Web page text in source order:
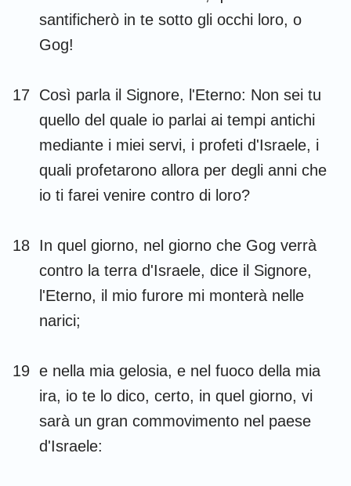
11
17 18 19 20 21
22 23 24 25 26 27 28
29 30 31 32 33
44 46
santificherò in te sotto gli occhi loro, o
Gog!
17 Così parla il Signore, l'Eterno: Non sei tu
quello del quale io parlai ai tempi antichi
mediante i miei servi, i profeti d'Israele, i
quali profetarono allora per degli anni che
io ti farei venire contro di loro?
18 In quel giorno, nel giorno che Gog verrà
contro la terra d'Israele, dice il Signore,
l'Eterno, il mio furore mi monterà nelle
narici;
19 e nella mia gelosia, e nel fuoco della mia
ira, io te lo dico, certo, in quel giorno, vi
sarà un gran commovimento nel paese
d'Israele: